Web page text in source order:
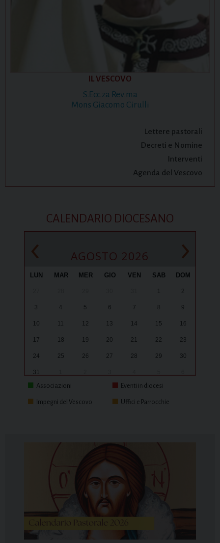
IL VESCOVO
S.Ecc.za Rev.ma
Mons Giacomo Cirulli
Lettere pastorali
Decreti e Nomine
Interventi
Agenda del Vescovo
CALENDARIO DIOCESANO
‹ AGOSTO 2026 ›
LUN MAR MER GIO VEN SAB DOM
1 2
3 4 5 6 7 8 9
10 11 12 13 14 15 16
17 18 19 20 21 22 23
24 25 26 27 28 29 30
31
Associazioni
Eventi in diocesi
Impegni del Vescovo Uffici e Parrocchie